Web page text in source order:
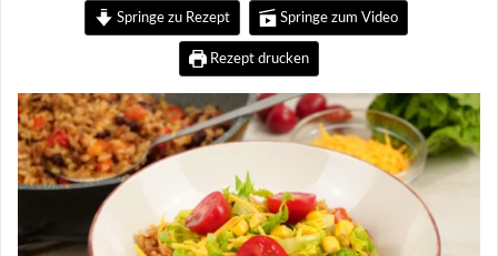
Springe zu Rezept Springe zum Video
Rezept drucken